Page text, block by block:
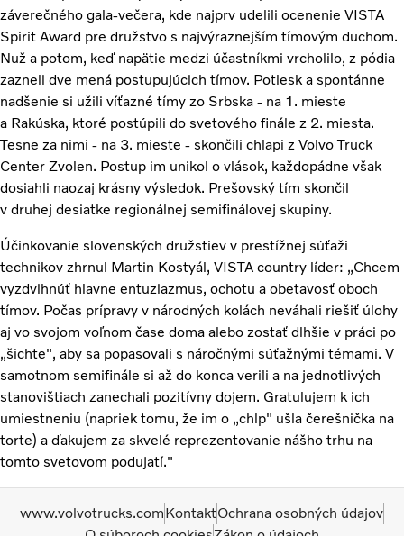
záverečného gala-večera, kde najprv udelili ocenenie VISTA
Spirit Award pre družstvo s najvýraznejším tímovým duchom.
Nuž a potom, keď napätie medzi účastníkmi vrcholilo, z pódia
zazneli dve mená postupujúcich tímov. Potlesk a spontánne
nadšenie si užili víťazné tímy zo Srbska - na 1. mieste
a Rakúska, ktoré postúpili do svetového finále z 2. miesta.
Tesne za nimi - na 3. mieste - skončili chlapi z Volvo Truck
Center Zvolen. Postup im unikol o vlások, každopádne však
dosiahli naozaj krásny výsledok. Prešovský tím skončil
v druhej desiatke regionálnej semifinálovej skupiny.
Účinkovanie slovenských družstiev v prestížnej súťaži
technikov zhrnul Martin Kostyál, VISTA country líder: „Chcem
vyzdvihnúť hlavne entuziazmus, ochotu a obetavosť oboch
tímov. Počas prípravy v národných kolách neváhali riešiť úlohy
aj vo svojom voľnom čase doma alebo zostať dlhšie v práci po
„šichte", aby sa popasovali s náročnými súťažnými témami. V
samotnom semifinále si až do konca verili a na jednotlivých
stanovištiach zanechali pozitívny dojem. Gratulujem k ich
umiestneniu (napriek tomu, že im o „chlp" ušla čerešnička na
torte) a ďakujem za skvelé reprezentovanie nášho trhu na
tomto svetovom podujatí."
www.volvotrucks.comKontaktOchrana osobných údajov